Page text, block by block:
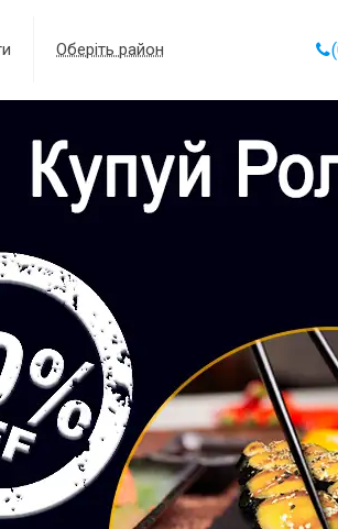
Оберіть район